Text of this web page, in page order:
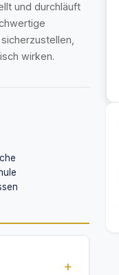
und durchläuft
wirken.
+